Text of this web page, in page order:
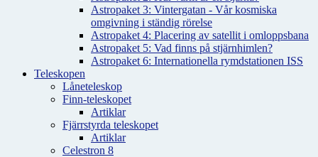
Astropaket 3: Vintergatan - Vår kosmiska
omgivning i ständig rörelse
Astropaket 4: Placering av satellit i omloppsbana
Astropaket 5: Vad finns på stjärnhimlen?
Astropaket 6: Internationella rymdstationen ISS
Teleskopen
Låneteleskop
Finn-teleskopet
Artiklar
Fjärrstyrda teleskopet
Artiklar
Celestron 8